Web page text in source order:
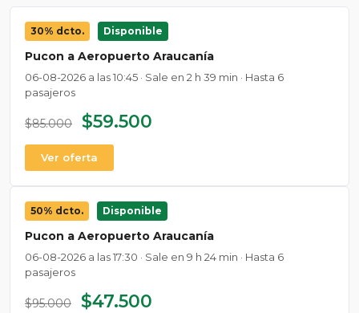
30% dcto. Disponible
Pucon a Aeropuerto Araucanía
06-08-2026 a las 10:45 · Sale en 2 h 39 min · Hasta 6
pasajeros
$85.000 $59.500
Ver oferta
50% dcto. Disponible
Pucon a Aeropuerto Araucanía
06-08-2026 a las 17:30 · Sale en 9 h 24 min · Hasta 6
pasajeros
$95.000 $47.500